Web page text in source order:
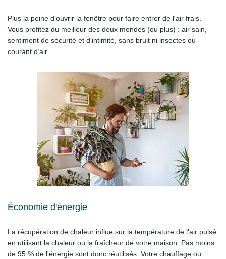
Plus la peine d’ouvrir la fenêtre pour faire entrer de l'air frais.
Vous profitez du meilleur des deux mondes (ou plus) : air sain,
sentiment de sécurité et d’intimité, sans bruit ni insectes ou
courant d’air.
Économie d'énergie
La récupération de chaleur influe sur la température de l’air pulsé
en utilisant la chaleur ou la fraîcheur de votre maison. Pas moins
de 95 % de l'énergie sont donc réutilisés. Votre chauffage ou